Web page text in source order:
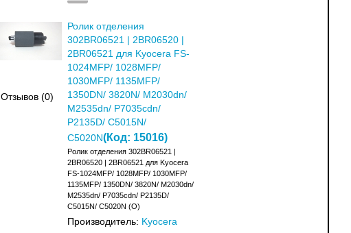
Отзывов (0)
Ролик отделения
302BR06521 | 2BR06520 |
2BR06521 для Kyocera FS-
1024MFP/ 1028MFP/
1030MFP/ 1135MFP/
1350DN/ 3820N/ M2030dn/
M2535dn/ P7035cdn/
P2135D/ C5015N/
C5020N(Код: 15016)
Ролик отделения 302BR06521 |
2BR06520 | 2BR06521 для Kyocera
FS-1024MFP/ 1028MFP/ 1030MFP/
1135MFP/ 1350DN/ 3820N/ M2030dn/
M2535dn/ P7035cdn/ P2135D/
C5015N/ C5020N (О)
Производитель: Kyocera